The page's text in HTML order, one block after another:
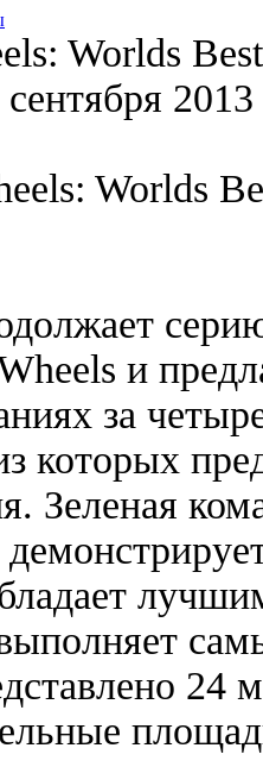
Worlds
2013
и
за
которых
Зеленая
24